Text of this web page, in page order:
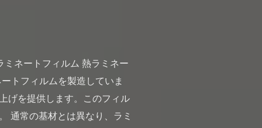
トフィルムを製造していま
げを提供します。このフィル
通常の基材とは異なり、ラミ